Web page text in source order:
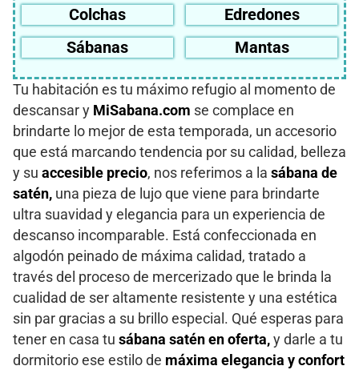
Colchas
Edredones
Sábanas
Mantas
Tu habitación es tu máximo refugio al momento de
descansar y MiSabana.com se complace en
brindarte lo mejor de esta temporada, un accesorio
que está marcando tendencia por su calidad, belleza
y su accesible precio, nos referimos a la sábana de
satén, una pieza de lujo que viene para brindarte
ultra suavidad y elegancia para un experiencia de
descanso incomparable. Está confeccionada en
algodón peinado de máxima calidad, tratado a
través del proceso de mercerizado que le brinda la
cualidad de ser altamente resistente y una estética
sin par gracias a su brillo especial. Qué esperas para
tener en casa tu sábana satén en oferta, y darle a tu
dormitorio ese estilo de máxima elegancia y confort